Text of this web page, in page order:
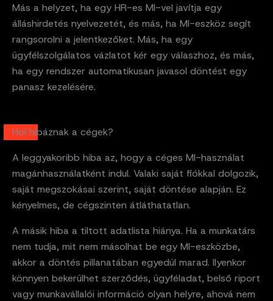
Más a helyzet, ha egy HR-es MI-vel javítja egy
álláshirdetés nyelvezetét, és más, ha MI-eszköz segít
rangsorolni a jelentkezőket. Más, ha egy
ügyfélszolgálatos vázlatot kér egy válaszhoz, és más,
ha egy rendszer automatikusan javasol döntést egy
panasz kezelésére.
Hol hibáznak a cégek?
A leggyakoribb hiba az, hogy a céges MI-használat
magánhasználatként indul. Valaki saját fiókkal dolgozik,
saját megszokásai szerint, saját döntése alapján. Ez
kényelmes, de cégszinten átláthatatlan.
A másik hiba a tiltott adatlista hiánya. Ha a munkatárs
nem tudja, mit nem másolhat be egy MI-eszközbe,
akkor a döntés pillanatában egyedül marad. Ilyenkor
könnyen bekerülhet szerződés, ügyféladat, belső riport
vagy munkavállalói információ olyan helyre, ahová nem